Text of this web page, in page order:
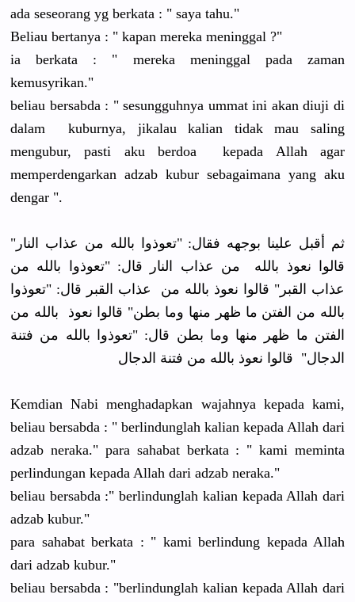
ada seseorang yg berkata : " saya tahu."
Beliau bertanya : " kapan mereka meninggal ?"
ia berkata : " mereka meninggal pada zaman
kemusyrikan."
beliau bersabda : " sesungguhnya ummat ini akan diuji di
dalam kuburnya, jikalau kalian tidak mau saling
mengubur, pasti aku berdoa kepada Allah agar
memperdengarkan adzab kubur sebagaimana yang aku
dengar ".
ثم أقبل علينا بوجهه فقال: "تعوذوا بالله من عذاب النار"
قالوا نعوذ بالله من عذاب النار قال: "تعوذوا بالله من
عذاب القبر" قالوا نعوذ بالله من عذاب القبر قال: "تعوذوا
بالله من الفتن ما ظهر منها وما بطن" قالوا نعوذ بالله من
الفتن ما ظهر منها وما بطن قال: "تعوذوا بالله من فتنة
الدجال" قالوا نعوذ بالله من فتنة الدجال
Kemdian Nabi menghadapkan wajahnya kepada kami,
beliau bersabda : " berlindunglah kalian kepada Allah dari
adzab neraka." para sahabat berkata : " kami meminta
perlindungan kepada Allah dari adzab neraka."
beliau bersabda :" berlindunglah kalian kepada Allah dari
adzab kubur."
para sahabat berkata : " kami berlindung kepada Allah
dari adzab kubur."
beliau bersabda : "berlindunglah kalian kepada Allah dari